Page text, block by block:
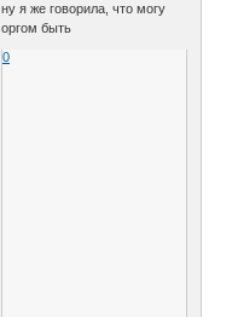
ну я же говорила, что могу
оргом быть
0